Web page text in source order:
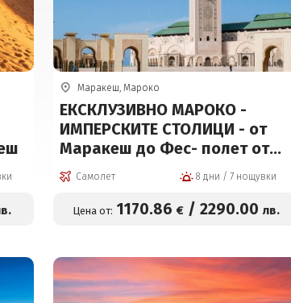
Маракеш, Мароко
ЕКСКЛУЗИВНО МАРОКО -
ИМПЕРСКИТЕ СТОЛИЦИ - от
Маракеш до Фес- полет от
София 16.10
Самолет 8 дни / 7 нощувки
Цена от: 1170.86 €/ 2290.00 лв.